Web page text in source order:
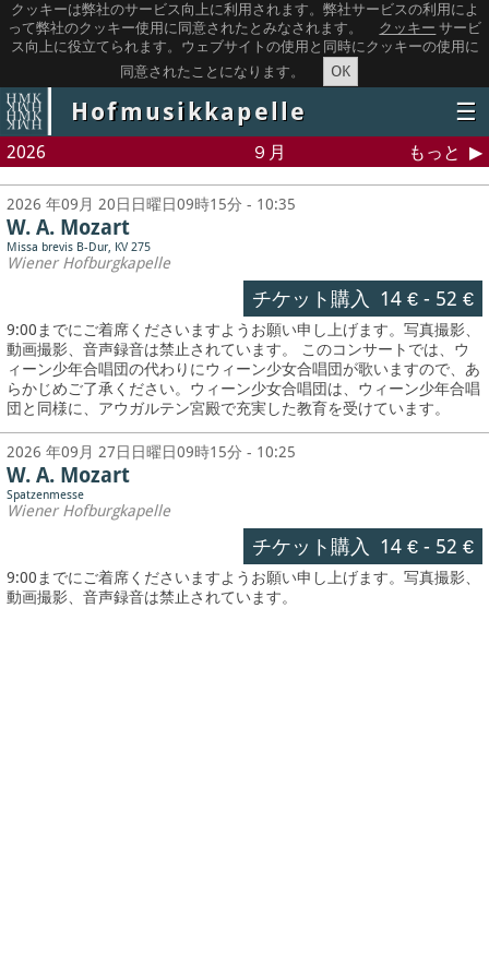
クッキーは弊社のサービス向上に利用されます。弊社サービスの利用によ
って弊社のクッキー使用に同意されたとみなされます。
クッキー サービ
ス向上に役立てられます。ウェブサイトの使用と同時にクッキーの使用に
同意されたことになります。
OK
Hofmusikkapelle ☰
2026 ９月 もっと
2026 年09月 20日日曜日09時15分 - 10:35
W. A. Mozart
Missa brevis B-Dur, KV 275
Wiener Hofburgkapelle
チケット購入 14 €- 52 €
9:00までにご着席くださいますようお願い申し上げます。写真撮影、
動画撮影、音声録音は禁止されています。 このコンサートでは、ウ
ィーン少年合唱団の代わりにウィーン少女合唱団が歌いますので、あ
らかじめご了承ください。ウィーン少女合唱団は、ウィーン少年合唱
団と同様に、アウガルテン宮殿で充実した教育を受けています。
2026 年09月 27日日曜日09時15分 - 10:25
W. A. Mozart
Spatzenmesse
Wiener Hofburgkapelle
チケット購入 14 €- 52 €
9:00までにご着席くださいますようお願い申し上げます。写真撮影、
動画撮影、音声録音は禁止されています。